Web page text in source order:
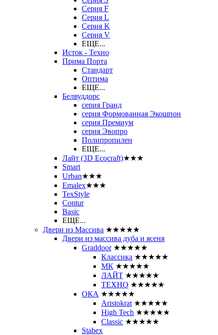
Серия F
Серия L
Серия K
Серия V
ЕЩЕ...
Исток - Техно
Прима Порта
Стандарт
Оптима
ЕЩЕ...
Белвуддорс
серия Гранд
серия Формованная Экошпон
серия Премиум
серия Эвопро
Полипропилен
ЕЩЕ...
Лайт (3D Ecocraft)★★★
Smart
Urban★★★
Emalex★★★
TexStyle
Contur
Basic
ЕЩЕ...
Двери из Массива ★★★★★
Двери из массива дуба и ясеня
Graddoor ★★★★★
Классика ★★★★★
МК ★★★★★
ЛАЙТ ★★★★★
ТЕХНО ★★★★★
ОКА ★★★★★
Aristokrat ★★★★★
High Tech ★★★★★
Classic ★★★★★
Stabex